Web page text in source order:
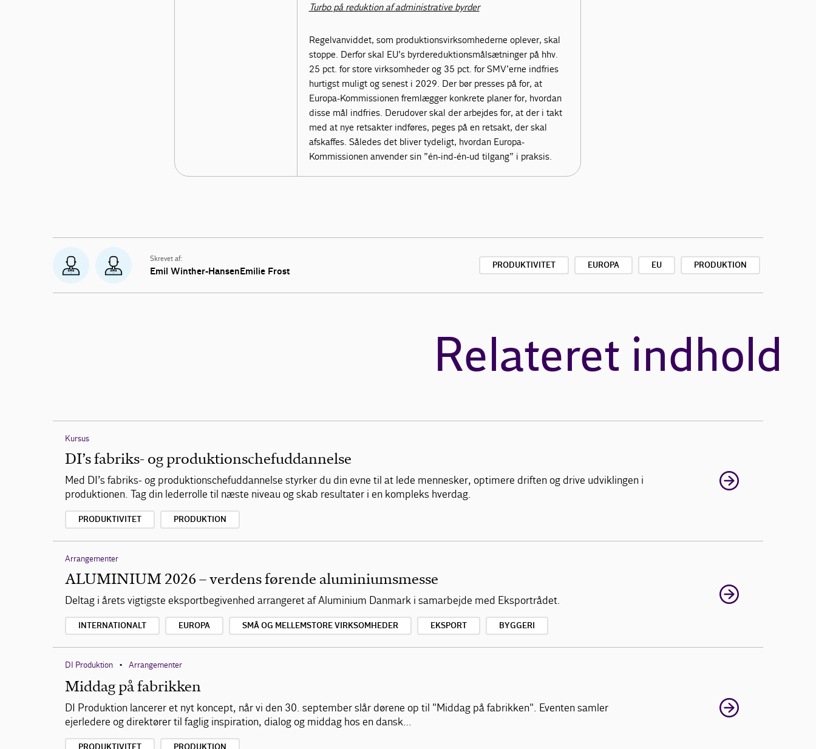
Turbo på reduktion af administrative byrder
Regelvanviddet, som produktionsvirksomhederne oplever, skal
stoppe. Derfor skal EU’s byrdereduktionsmålsætninger på hhv.
25 pct. for store virksomheder og 35 pct. for SMV’erne indfries
hurtigst muligt og senest i 2029. Der bør presses på for, at
Europa-Kommissionen fremlægger konkrete planer for, hvordan
disse mål indfries. Derudover skal der arbejdes for, at der i takt
med at nye retsakter indføres, peges på en retsakt, der skal
afskaffes. Således det bliver tydeligt, hvordan Europa-
Kommissionen anvender sin ”én-ind-én-ud tilgang” i praksis.
Skrevet af:
Emil Winther-HansenEmilie Frost
PRODUKTIVITET EUROPA EU PRODUKTION
Relateret indhold
Kursus
DI’s fabriks- og produktionschefuddannelse
Med DI’s fabriks- og produktionschefuddannelse styrker du din evne til at lede mennesker, optimere driften og drive udviklingen i
produktionen. Tag din lederrolle til næste niveau og skab resultater i en kompleks hverdag.
PRODUKTIVITET PRODUKTION
Arrangementer
ALUMINIUM 2026 – verdens førende aluminiumsmesse
Deltag i årets vigtigste eksportbegivenhed arrangeret af Aluminium Danmark i samarbejde med Eksportrådet.
INTERNATIONALT EUROPA SMÅ OG MELLEMSTORE VIRKSOMHEDER EKSPORT BYGGERI
DI Produktion • Arrangementer
Middag på fabrikken
DI Produktion lancerer et nyt koncept, når vi den 30. september slår dørene op til "Middag på fabrikken". Eventen samler
ejerledere og direktører til faglig inspiration, dialog og middag hos en dansk…
PRODUKTIVITET PRODUKTION